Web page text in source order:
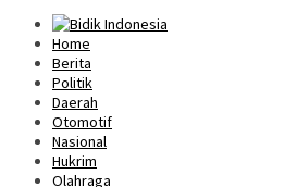
Home
Berita
Politik
Daerah
Otomotif
Nasional
Hukrim
Olahraga